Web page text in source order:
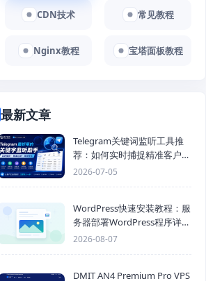
CDN技术 常见教程
Nginx教程 宝塔面板教程
最新文章
Telegram关键词监听工具推
荐：如何实时捕捉精准客户，
提高获客效率？
2026-07-05
WordPress快速安装教程：服
务器部署WordPress程序详细
步骤
2026-08-07
DMIT AN4 Premium Pro VPS